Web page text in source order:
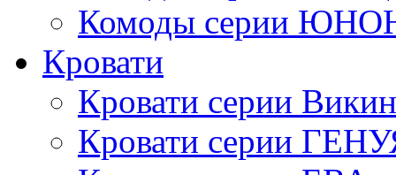
Комоды серии
Кровати
Кровати серии
Кровати серии